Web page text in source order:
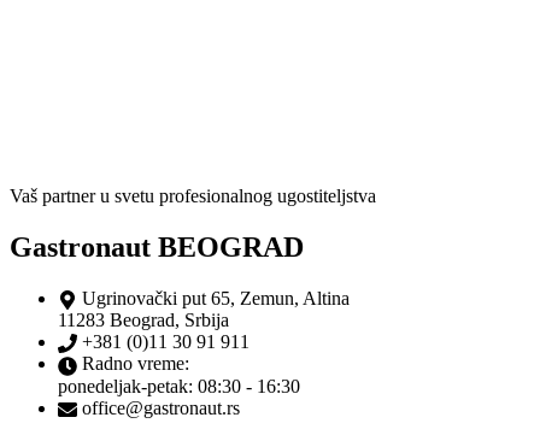
Vaš partner u svetu profesionalnog ugostiteljstva
Gastronaut BEOGRAD
Ugrinovački put 65, Zemun, Altina
11283 Beograd, Srbija
+381 (0)11 30 91 911
Radno vreme:
ponedeljak-petak: 08:30 - 16:30
office@gastronaut.rs